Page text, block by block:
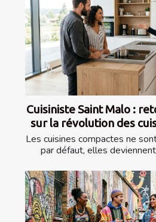
Cuisiniste Saint Malo :
sur la révolution des
Les cuisines compactes ne
par défaut, elles